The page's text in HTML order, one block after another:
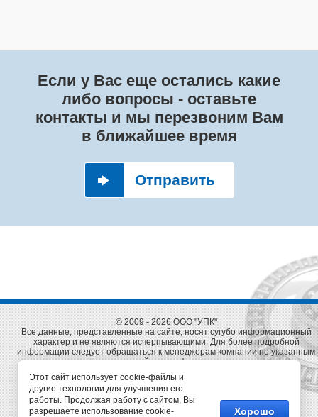
Если у Вас еще остались какие
либо вопросы - оставьте
контакты и мы перезвоним Вам
в ближайшее время
Отправить
© 2009 - 2026 ООО "УПК"
Все данные, представленные на сайте, носят сугубо информационный
характер и не являются исчерпывающими. Для более подробной
информации следует обращаться к менеджерам компании по указанным
на сайте телефонам.
Телефон
+7 (343) 380-60-64
inform@upk1.ru
Этот сайт использует cookie-файлы и
другие технологии для улучшения его
работы. Продолжая работу с сайтом, Вы
разрешаете использование cookie-
Хорошо